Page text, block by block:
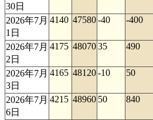
30日
2026年7月
1日
4140 47580-40 -400
2026年7月
2日
4175 4807035 490
2026年7月
3日
4165 48120-10 50
2026年7月
6日
4215 48960 50 840